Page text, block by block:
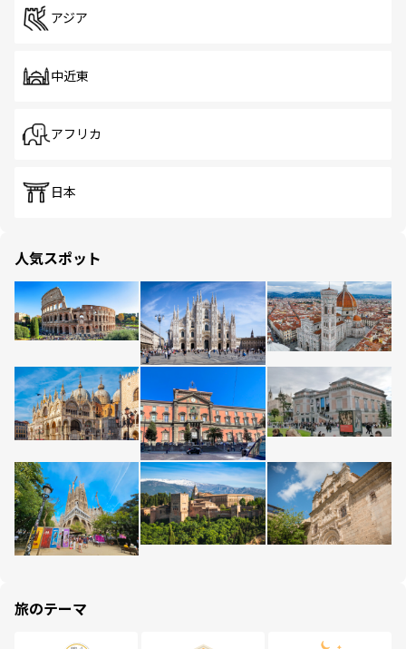
アジア
中近東
アフリカ
日本
人気スポット
旅のテーマ